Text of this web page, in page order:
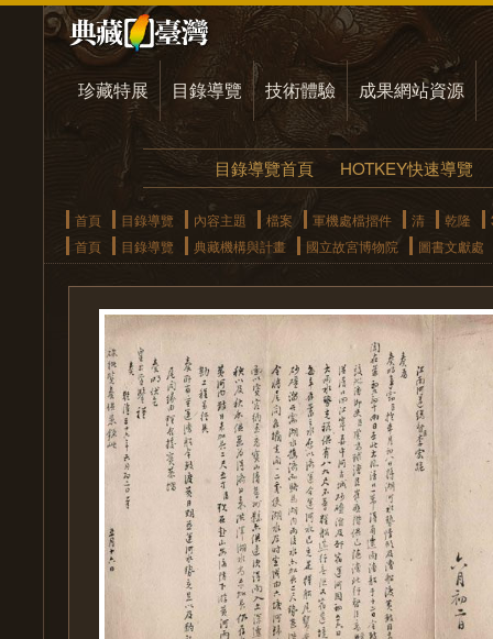
珍藏特展 目錄導覽 技術體驗 成果網站資源
目錄導覽首頁 HOTKEY快速導覽
首頁 目錄導覽 內容主題 檔案 軍機處檔摺件 清 乾隆
首頁
目錄導覽 典藏機構與計畫 國立故宮博物院 圖書文獻處